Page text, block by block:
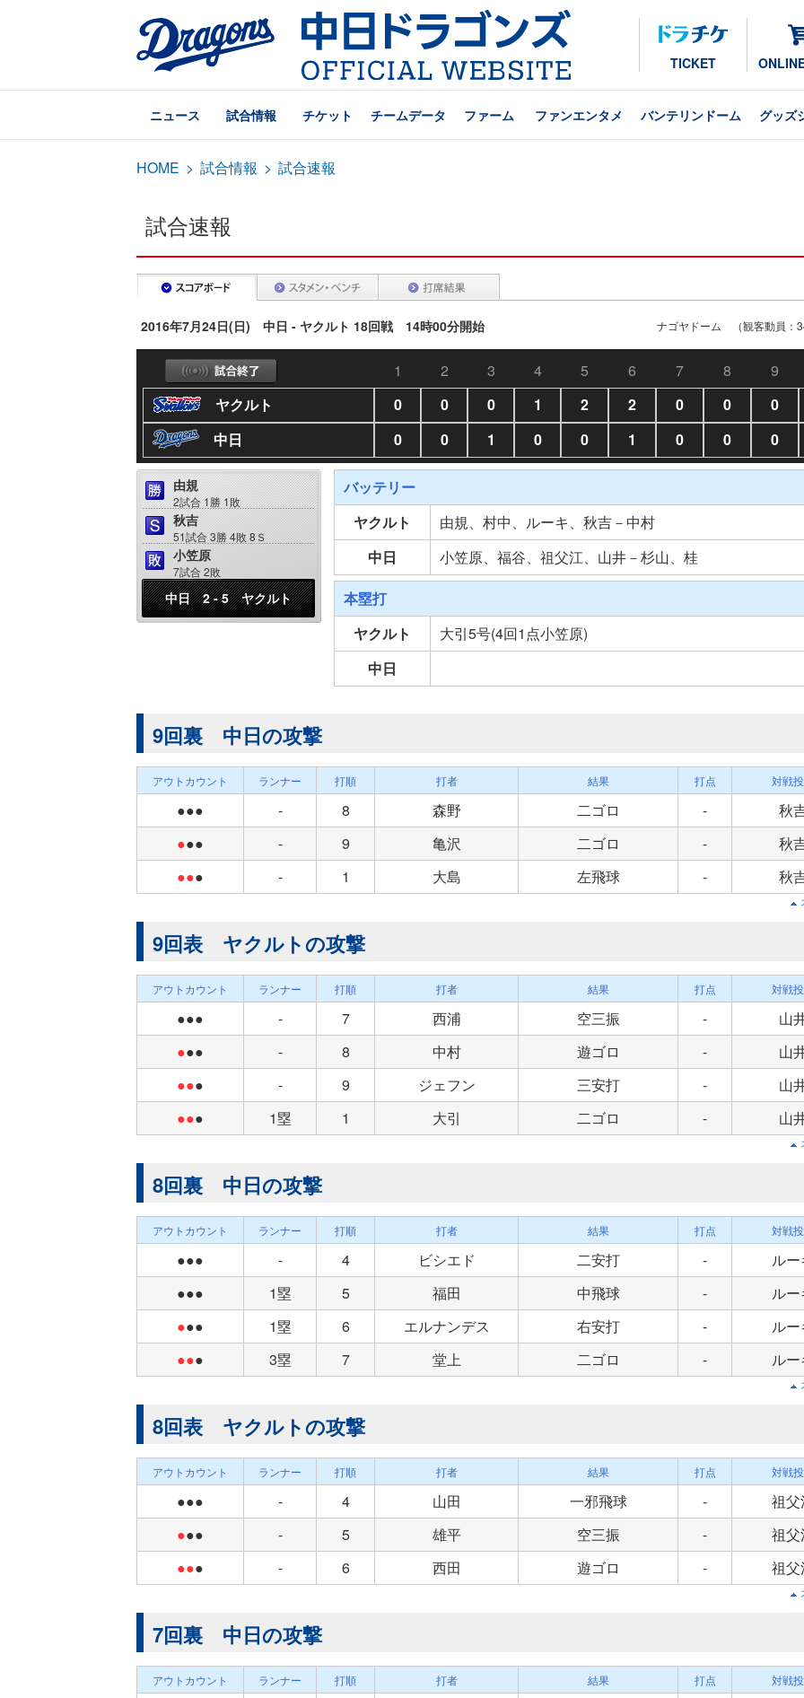
TICKET
ニュース 試合情報 チケット チームデータ ファーム ファンエンタメ バンテリンドーム グッズ
HOME > 試合情報 > 試合速報
試合速報
2016年7月24日(日) 中日 - ヤクルト 18回戦 14時00分開始 ナゴヤドーム （観客動員：
1 2 3 4 5 6 7 8 9
ヤクルト
0 0 0 1 2 2 0 0 0
中日
0 0 1 0 0 1 0 0 0
由規
2試合 1勝 1敗
秋吉
51試合 3勝 4敗 8Ｓ
小笠原
7試合 2敗
中日 2 - 5 ヤクルト
バッテリー
ヤクルト
由規、村中、ルーキ、秋吉－中村
中日
小笠原、福谷、祖父江、山井－杉山、桂
本塁打
ヤクルト
大引5号(4回1点小笠原)
中日
9回裏 中日の攻撃
アウトカウント ランナー 打順 打者 結果 打点 対戦
●●● - 8 森野 二ゴロ -
秋
●●● - 9 亀沢 二ゴロ -
秋
●●● - 1 大島 左飛球 - 秋
9回表 ヤクルトの攻撃
アウトカウント ランナー 打順 打者 結果 打点 対戦
●●● - 7 西浦 空三振 -
山
●●● - 8 中村 遊ゴロ -
山
●●● - 9 ジェフン 三安打 -
山
●●● 1塁 1 大引 二ゴロ - 山
8回裏 中日の攻撃
アウトカウント ランナー 打順 打者 結果 打点 対戦
●●● - 4 ビシエド 二安打 -
ルー
●●●
1塁 5 福田 中飛球 -
ルー
●●● 1塁 6 エルナンデス 右安打 -
ルー
●●● 3塁 7 堂上 二ゴロ - ルー
8回表 ヤクルトの攻撃
アウトカウント ランナー 打順 打者 結果 打点 対戦
●●● - 4 山田 一邪飛球 -
祖父
●●● - 5 雄平 空三振 -
祖父
●●● - 6 西田 遊ゴロ - 祖父
7回裏 中日の攻撃
アウトカウント ランナー 打順 打者 結果 打点 対戦